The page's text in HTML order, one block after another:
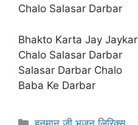
Chalo Salasar Darbar
Bhakto Karta Jay Jaykar
Chalo Salasar Darbar
Salasar Darbar Chalo
Baba Ke Darbar
Categories